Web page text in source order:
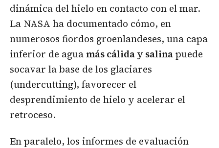
dinámica del hielo en contacto con el mar.
La NASA ha documentado cómo, en
numerosos fiordos groenlandeses, una capa
inferior de aguamás cálida y salinapuede
socavar la base de los glaciares
(undercutting), favorecer el
desprendimiento de hielo y acelerar el
retroceso.
En paralelo, los informes de evaluación